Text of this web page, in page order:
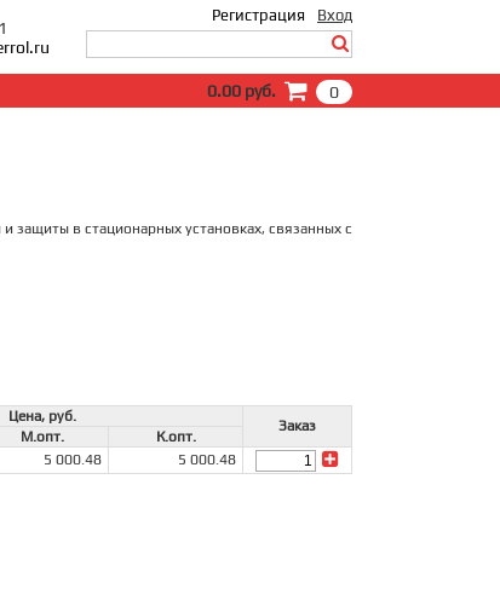
Вход
Забыли пароль?
Регистрация
0
0.00 руб.
защиты в стационарных установках, связанных с
Цена, руб.
Заказ
М.опт.
К.опт.
5 000.48 5 000.48